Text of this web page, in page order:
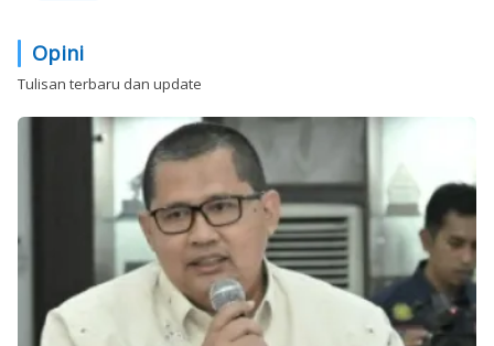
Opini
Tulisan terbaru dan update